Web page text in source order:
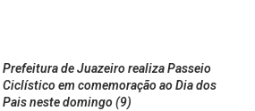
Prefeitura de Juazeiro realiza Passeio
Ciclístico em comemoração ao Dia dos
Pais neste domingo (9)